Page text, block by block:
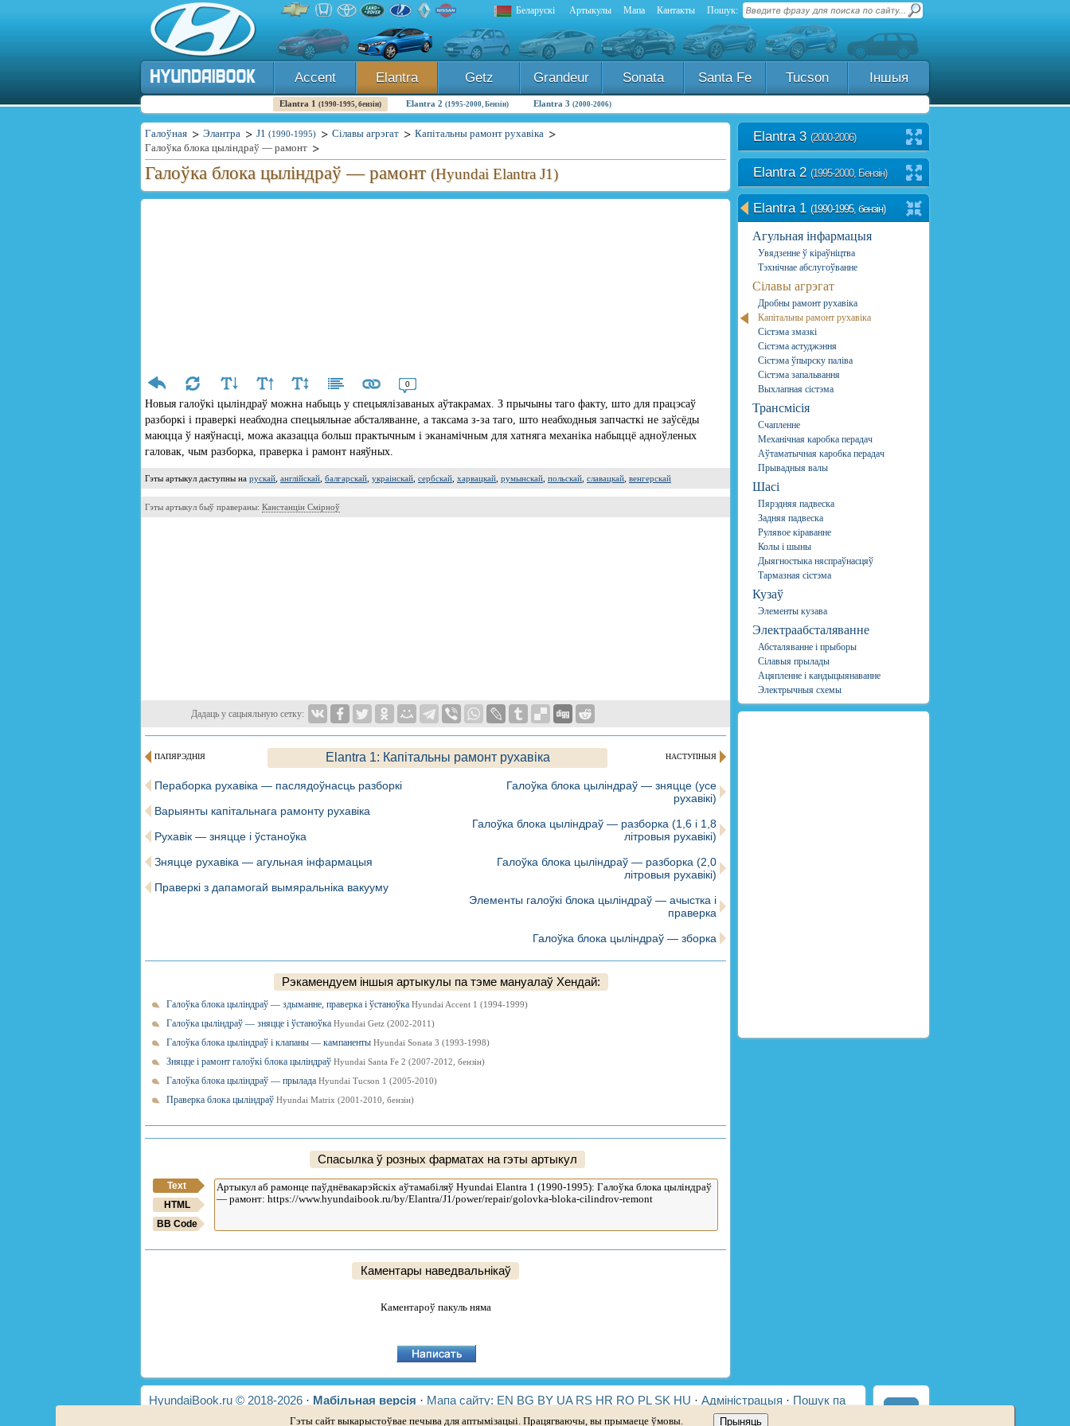
Беларускі Артыкулы Мапа Кантакты Пошук:
Accent Elantra Getz Grandeur Sonata Santa Fe Tucson Іншыя
Elantra 1 (1990-1995, бензін) Elantra 2 (1995-2000, Бензін) Elantra 3 (2000-2006)
Галоўная Элантра J1 (1990-1995) Сілавы агрэгат
Капітальны рамонт рухавіка
Галоўка блока цыліндраў — рамонт
Галоўка блока цыліндраў — рамонт (Hyundai Elantra J1)
0
Новыя галоўкі цыліндраў можна набыць у спецыялізаваных аўтакрамах. З прычыны таго факту, што для працэсаў
разборкі і праверкі неабходна спецыяльнае абсталяванне, а таксама з-за таго, што неабходныя запчасткі не заўсёды
маюцца ў наяўнасці, можа аказацца больш практычным і эканамічным для хатняга механіка набыццё адноўленых
галовак, чым разборка, праверка і рамонт наяўных.
Гэты артыкул даступны на рускай англійскай балгарскай украінскай сербскай харвацкай румынскай польскай славацкай венгерскай
Гэты артыкул быў правераны: Канстанцін Смірноў
Дадаць у сацыяльную сетку:
ПАПЯРЭДНІЯ Elantra 1: Капітальны рамонт рухавіка НАСТУПНЫЯ
Пераборка рухавіка — паслядоўнасць разборкі
Варыянты капітальнага рамонту рухавіка
Рухавік — зняцце і ўстаноўка
Зняцце рухавіка — агульная інфармацыя
Праверкі з дапамогай вымяральніка вакууму
Галоўка блока цыліндраў — зняцце (усе
рухавікі)
Галоўка блока цыліндраў — разборка (1,6 і 1,8
літровыя рухавікі)
Галоўка блока цыліндраў — разборка (2,0
літровыя рухавікі)
Элементы галоўкі блока цыліндраў — ачыстка і
праверка
Галоўка блока цыліндраў — зборка
Рэкамендуем іншыя артыкулы па тэме мануалаў Хендай:
Галоўка блока цыліндраў — здыманне, праверка і ўстаноўка Hyundai Accent 1 (1994-1999)
Галоўка цыліндраў — зняцце і ўстаноўка Hyundai Getz (2002-2011)
Галоўка блока цыліндраў і клапаны — кампаненты Hyundai Sonata 3 (1993-1998)
Зняцце і рамонт галоўкі блока цыліндраў Hyundai Santa Fe 2 (2007-2012, бензін)
Галоўка блока цыліндраў — прылада Hyundai Tucson 1 (2005-2010)
Праверка блока цыліндраў Hyundai Matrix (2001-2010, бензін)
Спасылка ў розных фарматах на гэты артыкул
Text
HTML
BB Code
Каментары наведвальнікаў
Каментароў пакуль няма
Elantra 3 (2000-2006)
Elantra 2 (1995-2000, Бензін)
Elantra 1 (1990-1995, бензін)
Агульная інфармацыя
Увядзенне ў кіраўніцтва
Тэхнічнае абслугоўванне
Сілавы агрэгат
Дробны рамонт рухавіка
Капітальны рамонт рухавіка
Сістэма змазкі
Сістэма астуджэння
Сістэма ўпырску паліва
Сістэма запальвання
Выхлапная сістэма
Трансмісія
Счапленне
Механічная каробка перадач
Аўтаматычная каробка перадач
Прывадныя валы
Шасі
Пярэдняя падвеска
Задняя падвеска
Рулявое кіраванне
Колы і шыны
Дыягностыка няспраўнасцяў
Тармазная сістэма
Кузаў
Элементы кузава
Электраабсталяванне
Абсталяванне і прыборы
Сілавыя прылады
Ацяпленне і кандыцыянаванне
Электрычныя схемы
HyundaiBook.ru © 2018-2026 · Мабільная версія · Мапа сайту: EN BG BY UA RS HR RO PL SK HU · Адміністрацыя · Пошук па
Гэты сайт выкарыстоўвае печыва для аптымізацыі. Працягваючы, вы прымаеце ўмовы. Прыняць